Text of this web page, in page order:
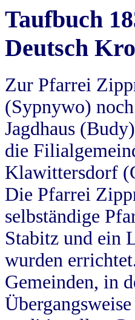
Taufbuch
Deutsch
Zur Pfarrei
(Sypnywo)
Jagdhaus
die
Klawittersdorf
Die Pfarrei
selbständige
Stabitz und ein
wurden
Gemeinden, in